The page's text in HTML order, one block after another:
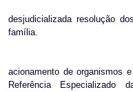
desjudicializada resolução
família.
acionamento de organismos
Referência Especializado